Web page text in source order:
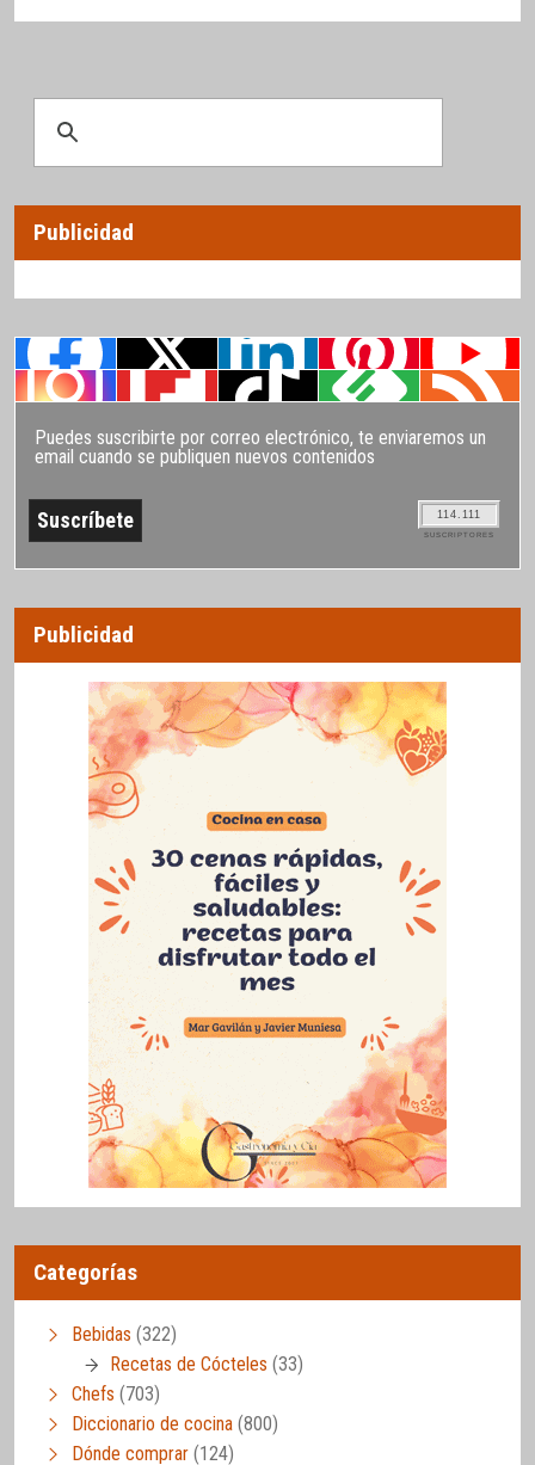
Publicidad
Puedes suscribirte por correo electrónico, te enviaremos un
email cuando se publiquen nuevos contenidos
114.111
SUSCRIPTORES
Publicidad
Categorías
Bebidas (322)
Recetas de Cócteles (33)
Chefs (703)
Diccionario de cocina (800)
Dónde comprar (124)